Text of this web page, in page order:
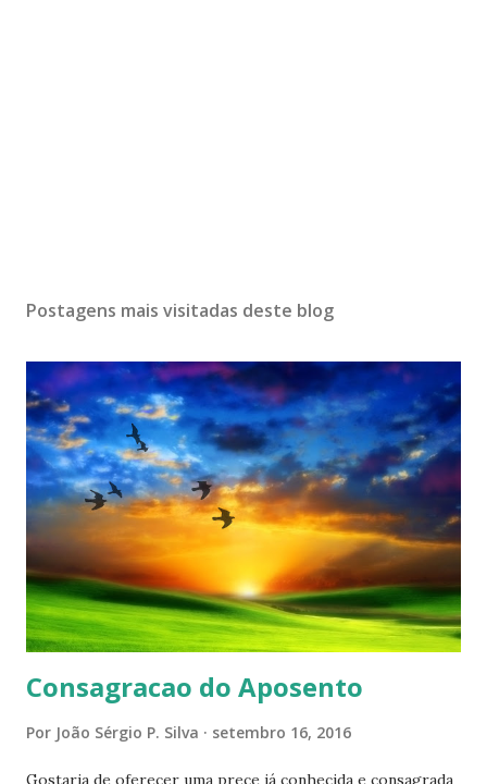
Postagens mais visitadas deste blog
Consagracao do Aposento
Por João Sérgio P. Silva setembro 16, 2016
Gostaria de oferecer uma prece já conhecida e consagrada